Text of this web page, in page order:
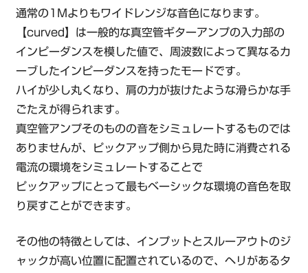
通常の1Mよりもワイドレンジな音色になります。
【curved】は一般的な真空管ギターアンプの入力部の
インピーダンスを模した値で、周波数によって異なるカ
ーブしたインピーダンスを持ったモードです。
ハイが少し丸くなり、肩の力が抜けたような滑らかな手
ごたえが得られます。
真空管アンプそのものの音をシミュレートするものでは
ありませんが、ピックアップ側から見た時に消費される
電流の環境をシミュレートすることで
ピックアップにとって最もベーシックな環境の音色を取
り戻すことができます。
その他の特徴としては、インプットとスルーアウトのジ
ャックが高い位置に配置されているので、ヘリがあるタ